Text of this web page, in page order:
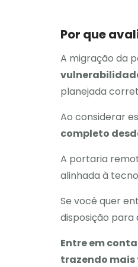
Por que
A migração da
planejada
Ao considerar
completo
A portaria
alinhada à
Se você quer
disposição para
Entre em
trazendo mais